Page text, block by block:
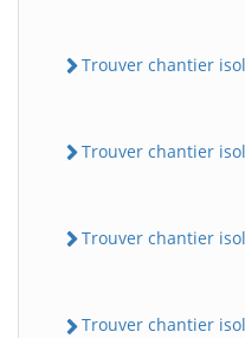
Trouver chantier
Trouver chantier
Trouver chantier
Trouver chantier